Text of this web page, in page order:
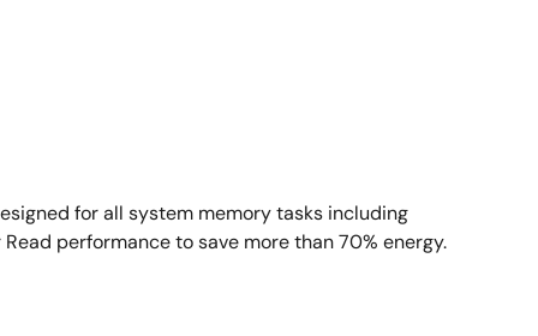
for all system memory tasks including
performance to save more than 70% energy.